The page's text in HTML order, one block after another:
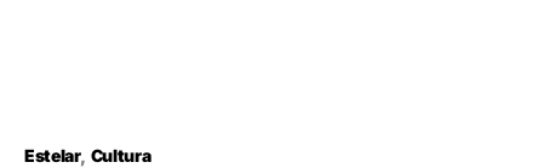
Estelar Cultura